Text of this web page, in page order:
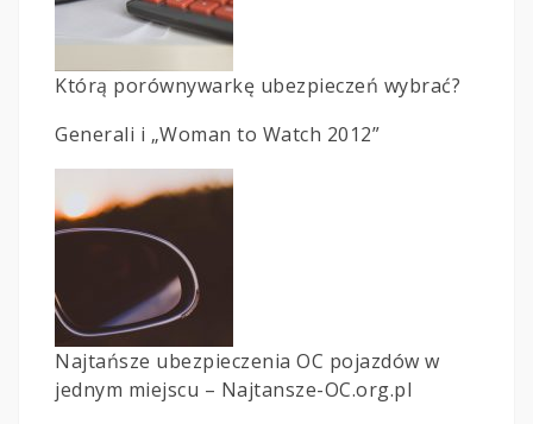
Którą porównywarkę ubezpieczeń wybrać?
Generali i „Woman to Watch 2012”
Najtańsze ubezpieczenia OC pojazdów w
jednym miejscu – Najtansze-OC.org.pl